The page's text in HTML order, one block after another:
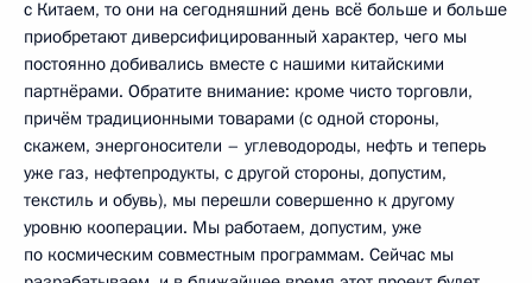
с Китаем, то они на сегодняшний день всё больше и больше
приобретают диверсифицированный характер, чего мы
постоянно добивались вместе с нашими китайскими
партнёрами. Обратите внимание: кроме чисто торговли,
причём традиционными товарами (с одной стороны,
скажем, энергоносители – углеводороды, нефть и теперь
уже газ, нефтепродукты, с другой стороны, допустим,
текстиль и обувь), мы перешли совершенно к другому
уровню кооперации. Мы работаем, допустим, уже
по космическим совместным программам. Сейчас мы